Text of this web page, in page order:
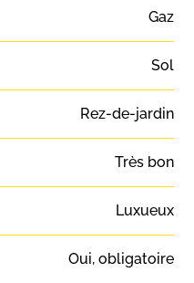
Gaz
Sol
Rez-de-jardin
Très bon
Luxueux
Oui, obligatoire